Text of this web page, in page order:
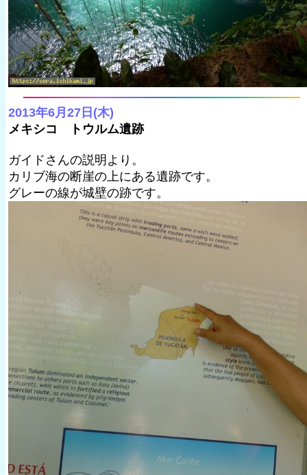
2013年6月27日(木)
メキシコ トウルム遺跡
ガイドさんの説明より。
カリブ海の断崖の上にある遺跡です。
グレーの線が城壁の跡です。